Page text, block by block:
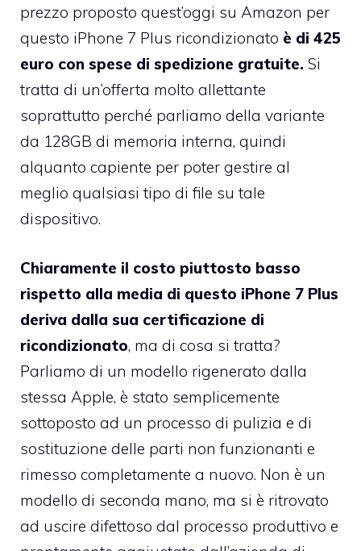
prezzo proposto quest’oggi su Amazon per
questo iPhone 7 Plus ricondizionato è di 425
euro con spese di spedizione gratuite. Si
tratta di un’offerta molto allettante
soprattutto perché parliamo della variante
da 128GB di memoria interna, quindi
alquanto capiente per poter gestire al
meglio qualsiasi tipo di file su tale
dispositivo.
Chiaramente il costo piuttosto basso
rispetto alla media di questo iPhone 7 Plus
deriva dalla sua certificazione di
ricondizionato, ma di cosa si tratta?
Parliamo di un modello rigenerato dalla
stessa Apple, è stato semplicemente
sottoposto ad un processo di pulizia e di
sostituzione delle parti non funzionanti e
rimesso completamente a nuovo. Non è un
modello di seconda mano, ma si è ritrovato
ad uscire difettoso dal processo produttivo e